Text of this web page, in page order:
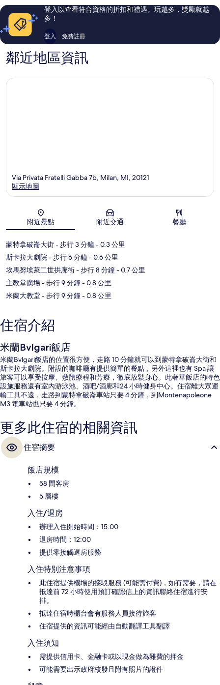
論
論
登入以查看符合資格的折扣和禮遇。玩越多，獎勵就越
多！
登入 免費註冊
鄰近地區資訊
地圖
Via Privata Fratelli Gabba 7b, Milan, MI, 20121
顯示地圖
附近景點 附近交通 餐廳
蒙特拿破崙大街- 步行 3 分鐘- 0.3 公里
斯卡拉大劇院- 步行 6 分鐘- 0.6 公里
埃馬努埃萊二世拱廊街- 步行 8 分鐘- 0.7 公里
主教堂廣場- 步行 9 分鐘- 0.8 公里
米蘭大教堂- 步行 9 分鐘- 0.8 公里
住宿介紹
米蘭Bvlgari飯店
米蘭Bvlgari飯店的位置很方便，走路 10 分鐘就可以到蒙特拿破崙大街和
斯卡拉大劇院。附設的咖啡廳有提供簡單的餐點，另外這裡也有 Spa 讓
旅客可以享受按摩、敷體療程和芳療，徹底放鬆身心。此奢華飯店的特色
設施服務還有室內游泳池、酒吧/酒廊和24 小時健身中心。住宿離大眾運
輸工具不遠，走路到蒙特拿破崙車站只要 4 分鐘，到Montenapoleone
M3 電車站也只要 4 分鐘。
更多此住宿的相關資訊
住宿摘要
飯店規模
58 間客房
5 層樓
入住/退房
辦理入住開始時間：15:00
退房時間：12:00
提供零接觸退房服務
入住特別注意事項
此住宿提供機場的接駁服務 (可能需付費)，如有需要，請在
抵達前 72 小時使用預訂確認信上的資訊聯絡住宿進行安
排。
抵達住宿時櫃台會有服務人員接待旅客
住宿提供的資訊可能經由自動翻譯工具翻譯
入住須知
需提供信用卡、金融卡或以現金做為雜費的押金
可能需要出示政府核發且附有照片的證件